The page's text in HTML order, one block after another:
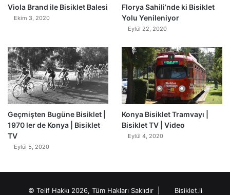
Viola Brand ile Bisiklet Balesi
Ekim 3, 2020
Florya Sahili’nde ki Bisiklet
Yolu Yenileniyor
Eylül 22, 2020
Geçmişten Bugüne Bisiklet |
1970 ler de Konya | Bisiklet
TV
Eylül 5, 2020
Konya Bisiklet Tramvayı |
Bisiklet TV | Video
Eylül 4, 2020
© Telif Hakkı 2026, Tüm Hakları Saklıdır |
Bisiklet.li